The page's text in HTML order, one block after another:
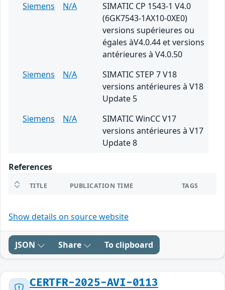
Siemens
N/A
SIMATIC CP 1543-1 V4.0
(6GK7543-1AX10-0XE0)
versions supérieures ou
égales àV4.0.44 et versions
antérieures à V4.0.50
Siemens
N/A
SIMATIC STEP 7 V18
versions antérieures à V18
Update 5
Siemens
N/A
SIMATIC WinCC V17
versions antérieures à V17
Update 8
References
TITLE PUBLICATION TIME TAGS
Show details on source website
JSON Share To clipboard
CERTFR-2025-AVI-0113